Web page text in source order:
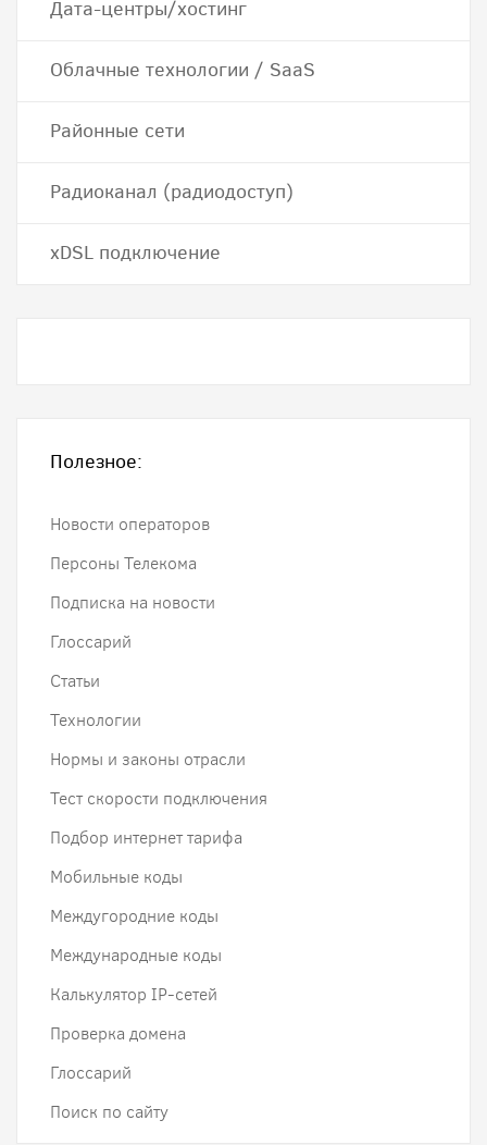
Дата-центры/хостинг
Облачные технологии / SaaS
Районные сети
Радиоканал (радиодоступ)
хDSL подключение
Полезное:
Новости операторов
Персоны Телекома
Подписка на новости
Глоссарий
Статьи
Технологии
Нормы и законы отрасли
Тест скорости подключения
Подбор интернет тарифа
Мобильные коды
Междугородние коды
Международные коды
Калькулятор IP-сетей
Проверка домена
Глоссарий
Поиск по сайту